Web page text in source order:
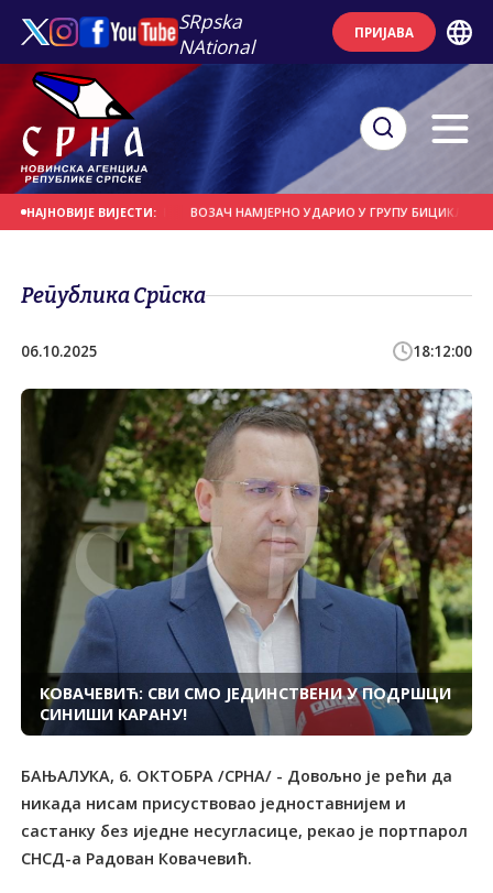
SRpska
NAtional
ПРИЈАВА
НАЈНОВИЈЕ ВИЈЕСТИ:
НА ДАНАШЊИ ДАН ВОЗАЧ НАМЈЕРНО УДАРИО У ГРУПУ БИЦИКЛИСТА
Република Српска
06.10.2025 18:12:00
КОВАЧЕВИЋ: СВИ СМО ЈЕДИНСТВЕНИ У ПОДРШЦИ
СИНИШИ КАРАНУ!
БАЊАЛУКА, 6. ОКТОБРА /СРНА/ - Довољно је рећи да
никада нисам присуствовао једноставнијем и
састанку без иједне несугласице, рекао је портпарол
СНСД-а Радован Ковачевић.